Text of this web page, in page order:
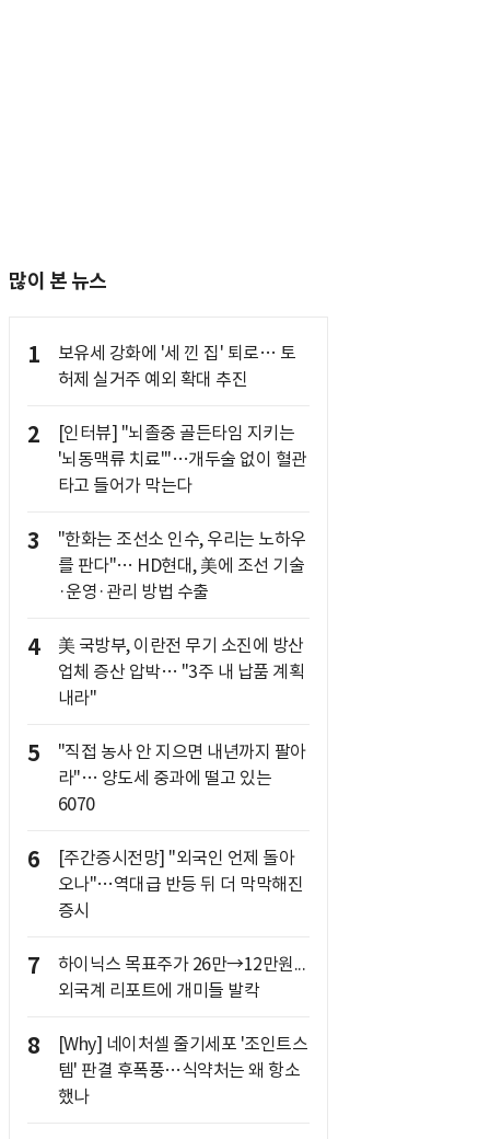
많이 본 뉴스
1
보유세 강화에 '세 낀 집' 퇴로… 토
허제 실거주 예외 확대 추진
2
[인터뷰] "뇌졸중 골든타임 지키는
'뇌동맥류 치료'"…개두술 없이 혈관
타고 들어가 막는다
3
"한화는 조선소 인수, 우리는 노하우
를 판다"… HD현대, 美에 조선 기술
·운영·관리 방법 수출
4
美 국방부, 이란전 무기 소진에 방산
업체 증산 압박… "3주 내 납품 계획
내라"
5
"직접 농사 안 지으면 내년까지 팔아
라"… 양도세 중과에 떨고 있는
6070
6
[주간증시전망] "외국인 언제 돌아
오나"…역대급 반등 뒤 더 막막해진
증시
7
하이닉스 목표주가 26만→12만원...
외국계 리포트에 개미들 발칵
8
[Why] 네이처셀 줄기세포 '조인트스
템' 판결 후폭풍…식약처는 왜 항소
했나